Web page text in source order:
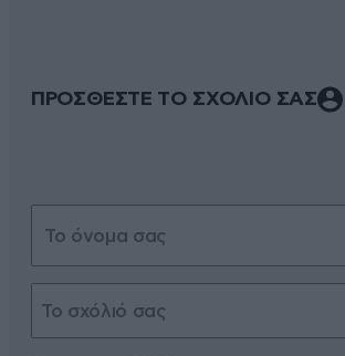
ΠΡΟΣΘΕΣΤΕ ΤΟ ΣΧΟΛΙΟ ΣΑΣ